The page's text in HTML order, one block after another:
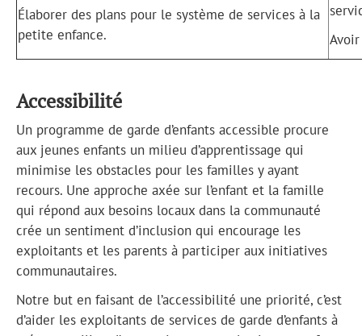
Élaborer des plans pour le système de services à la
petite enfance.
Accessibilité
Un programme de garde d’enfants accessible procure
aux jeunes enfants un milieu d’apprentissage qui
minimise les obstacles pour les familles y ayant
recours. Une approche axée sur l’enfant et la famille
qui répond aux besoins locaux dans la communauté
crée un sentiment d’inclusion qui encourage les
exploitants et les parents à participer aux initiatives
communautaires.
Notre but en faisant de l’accessibilité une priorité, c’est
d’aider les exploitants de services de garde d’enfants à